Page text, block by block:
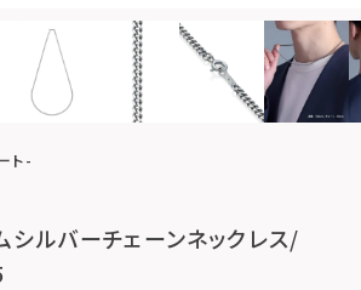
ト-
シルバーチェーンネックレス/